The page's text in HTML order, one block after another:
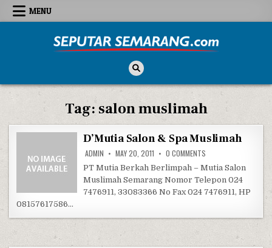
Skip to content
MENU
Tag:salon muslimah
D’Mutia Salon & Spa Muslimah
ADMIN MAY 20, 2011 0 COMMENTS
PT Mutia Berkah Berlimpah – Mutia Salon
Muslimah Semarang Nomor Telepon 024
7476911, 33083366 No Fax 024 7476911, HP
08157617586…